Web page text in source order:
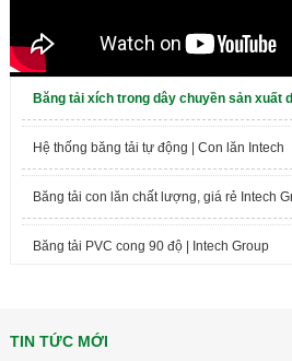
Băng tải xích trong dây chuyền sản xuất
Hệ thống băng tải tự động | Con lăn Intech
Băng tải con lăn chất lượng, giá rẻ Intech
Băng tải PVC cong 90 độ | Intech Group
Tiệc tất niên 2017 Intech Việt Nam
TIN TỨC MỚI